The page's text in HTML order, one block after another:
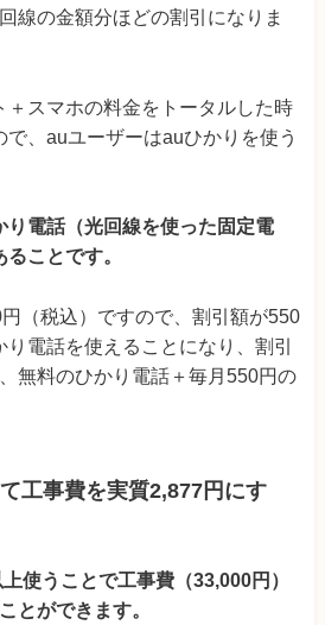
線の金額分ほどの割引になりま
＋スマホの料金をトータルした時
、auユーザーはauひかりを使う
り電話（光回線を使った固定電
ことです。
（税込）ですので、割引額が550
電話を使えることになり、割引
無料のひかり電話＋毎月550円の
工事費を実質2,877円にす
使うことで工事費（33,000円）
とができます。